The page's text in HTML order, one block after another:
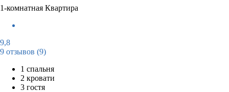
1-комнатная Квартира
9,8
9 отзывов (9)
1 спальня
2 кровати
3 гостя